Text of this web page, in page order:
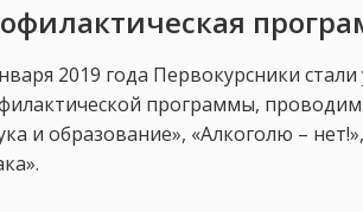
2019 года Первокурсники
программы,
и образование», «Алкоголю –